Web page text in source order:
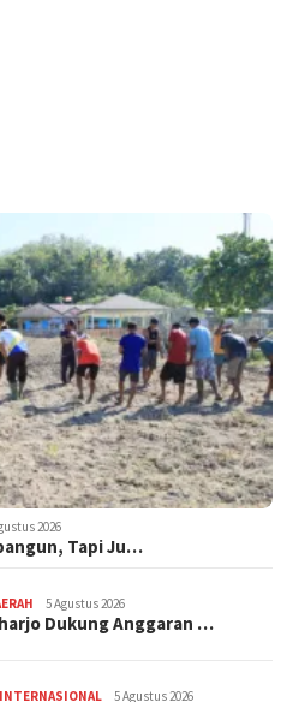
2026
Tapi Ju…
5 Agustus 2026
Dukung Anggaran …
INTERNASIONAL 5 Agustus 2026